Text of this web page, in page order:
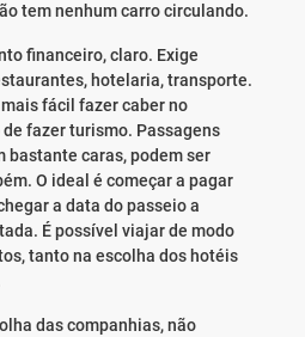
tem nenhum carro circulando.
financeiro, claro. Exige
hotelaria, transporte.
fácil fazer caber no
fazer turismo. Passagens
bastante caras, podem ser
O ideal é começar a pagar
a data do passeio a
É possível viajar de modo
tanto na escolha dos hotéis
das companhias, não